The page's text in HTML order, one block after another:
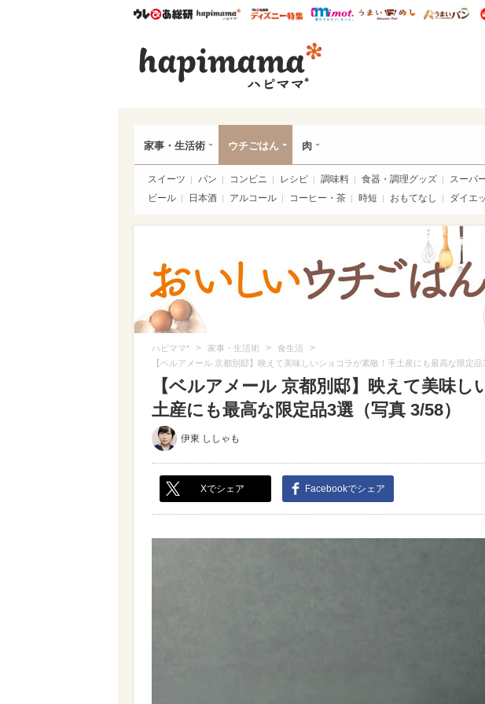
ウレぴあ総研ハピママ* ウレぴあ総研 ディズニー特集
mimot. うまいめし
家事・生活術 ウチごはん 肉
スイーツ パン コンビニ レシピ 調味料 食器・調理グッズ スーパ
ビール
日本酒 アルコール コーヒー・茶 時短 おもてなし ダイエ
ハピママ* > 家事・生活術 > 食生活 >
【ベルアメール 京都別邸】映えて美味しいショコラが素敵！手土産にも最高な限定品
【ベルアメール 京都別邸】映えて美味
土産にも最高な限定品3選（写真 3/58）
伊東 ししゃも
Xでシェア Facebookでシェア